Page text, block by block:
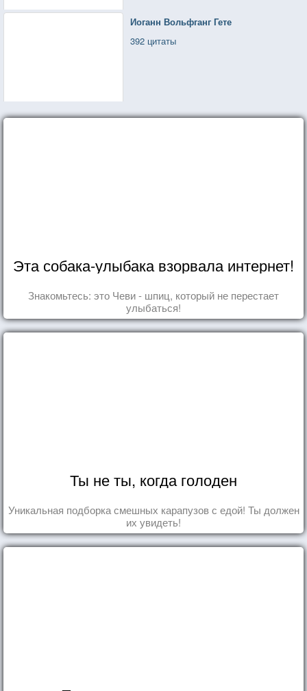
Иоганн Вольфганг Гете
392 цитаты
Эта собака-улыбака взорвала интернет!
Знакомьтесь: это Чеви - шпиц, который не перестает
улыбаться!
Ты не ты, когда голоден
Уникальная подборка смешных карапузов с едой! Ты должен
их увидеть!